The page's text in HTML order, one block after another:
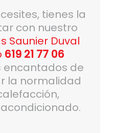
tienes la
con nuestro
Saunier Duval
619 21 77 06
de
la normalidad